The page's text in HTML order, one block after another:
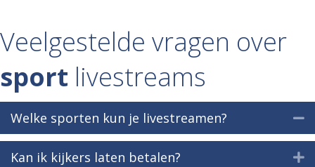
Veelgestelde vragen over
sport livestreams
Welke sporten kun je livestreamen?
Kan ik kijkers laten betalen?